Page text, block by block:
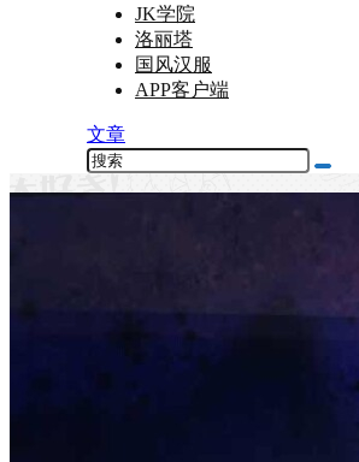
JK学院
洛丽塔
国风汉服
APP客户端
文章